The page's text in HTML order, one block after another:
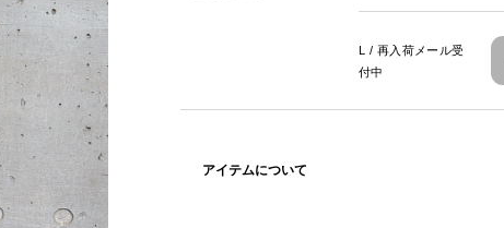
L / 再入荷メール受
付中
アイテムについて